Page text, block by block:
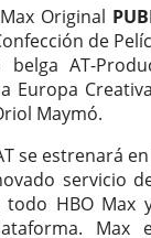
Original
de
belga AT-
Europa
Maymó.
se estrenará
servicio
todo HBO Max
Max